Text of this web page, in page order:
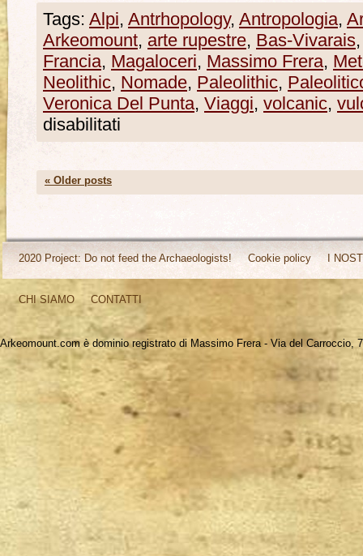
Tags: Alpi, Antrhopology, Antropologia,
Arkeomount, arte rupestre, Bas-Vivarais
Francia, Magaloceri, Massimo Frera,
Neolithic, Nomade, Paleolithic,
Veronica Del Punta, Viaggi, volcanic,
disabilitati
« Older posts
2020 Project: Do not feed the Archaeologists! Cookie policy I
CHI SIAMO CONTATTI
Arkeomount.com è dominio registrato di Massimo Frera - Via del